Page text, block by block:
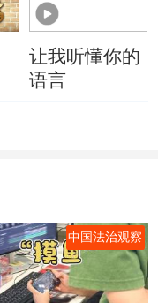
让我听懂你的
语言
中国法治观察